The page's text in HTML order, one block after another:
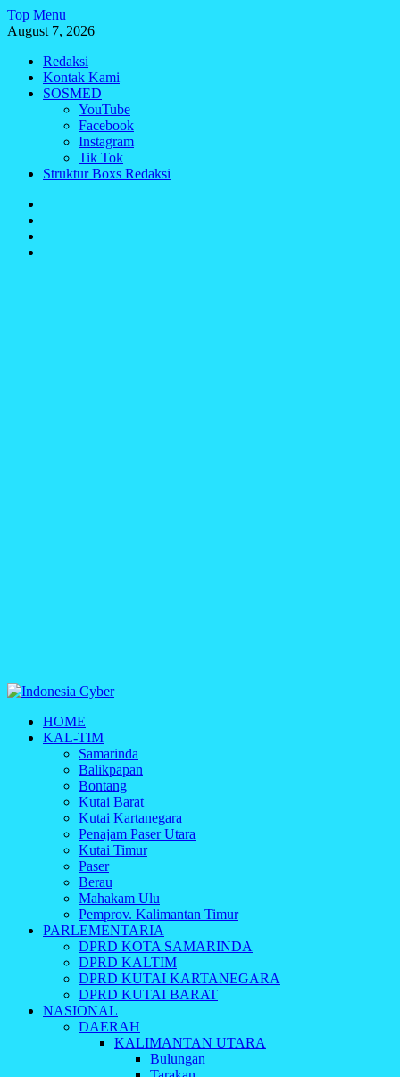
Skip
to
Top Menu
August 7, 2026
Redaksi
Kontak Kami
SOSMED
YouTube
Facebook
Instagram
Tik Tok
Struktur Boxs Redaksi
Indonesia Cyber
Media Cetak, Online & Streaming
HOME
KAL-TIM
Samarinda
Balikpapan
Bontang
Kutai Barat
Kutai Kartanegara
Penajam Paser Utara
Kutai Timur
Paser
Berau
Mahakam Ulu
Pemprov. Kalimantan Timur
PARLEMENTARIA
DPRD KOTA SAMARINDA
DPRD KALTIM
DPRD KUTAI KARTANEGARA
DPRD KUTAI BARAT
NASIONAL
DAERAH
KALIMANTAN UTARA
Bulungan